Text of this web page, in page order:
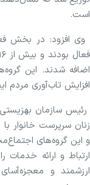
است.
اضافه شدند. این
افزایش تاب‌آوری مردم ایفا کردند و ۴۵ هزار
رئیس سازمان
و این گروه‌های
ارتباط و ارائه خدمات
ارزشمند و